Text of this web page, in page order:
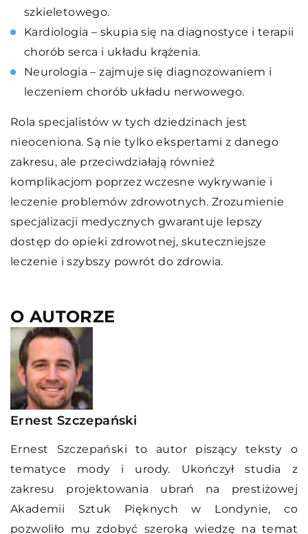
szkieletowego.
Kardiologia – skupia się na diagnostyce i terapii
chorób serca i układu krążenia.
Neurologia – zajmuje się diagnozowaniem i
leczeniem chorób układu nerwowego.
Rola specjalistów w tych dziedzinach jest
nieoceniona. Są nie tylko ekspertami z danego
zakresu, ale przeciwdziałają również
komplikacjom poprzez wczesne wykrywanie i
leczenie problemów zdrowotnych. Zrozumienie
specjalizacji medycznych gwarantuje lepszy
dostęp do opieki zdrowotnej, skuteczniejsze
leczenie i szybszy powrót do zdrowia.
O AUTORZE
Ernest Szczepański
Ernest Szczepański to autor piszący teksty o
tematyce mody i urody. Ukończył studia z
zakresu projektowania ubrań na prestiżowej
Akademii Sztuk Pięknych w Londynie, co
pozwoliło mu zdobyć szeroką wiedzę na temat